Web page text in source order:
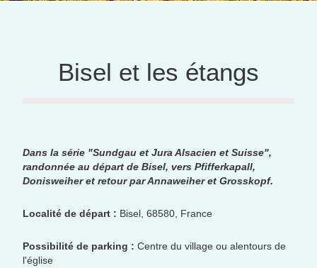
Bisel et les étangs
Dans la série "Sundgau et Jura Alsacien et Suisse",
randonnée au départ de Bisel, vers Pfifferkapall,
Donisweiher et retour par Annaweiher et Grosskopf.
Localité de départ : Bisel, 68580, France
Possibilité de parking :Centre du village ou alentours de
l'église